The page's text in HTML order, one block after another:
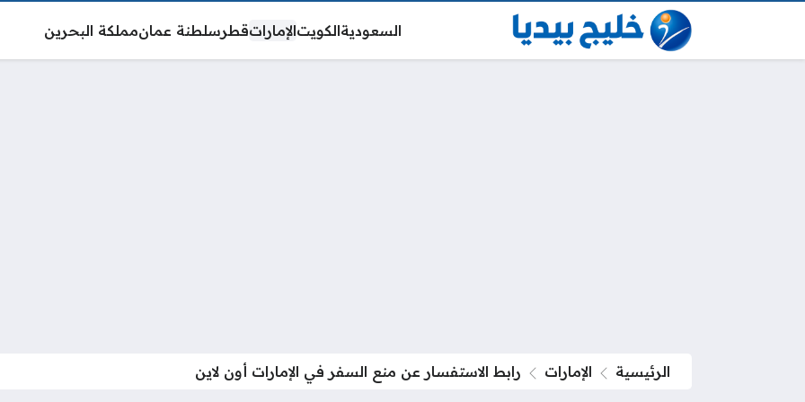
السعوديةالكويتالإماراتقطرسلطنة عمانمملكة البحرين
الرئيسية الإمارات رابط الاستفسار عن منع السفر في الإمارات أون لاين